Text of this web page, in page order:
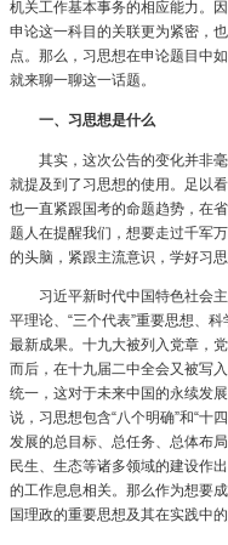
机关工作基本事务的相应能力。
申论这一科目的关联更为紧密，
点。那么，习思想在申论题目中
就来聊一聊这一话题。
一、习思想是什么
其实，这次公告的变化并非
就提及到了习思想的使用。足以
也一直紧跟国考的命题趋势，在
题人在提醒我们，想要走过千军
的头脑，紧跟主流意识，学好习思
习近平新时代中国特色社会
平理论、“三个代表”重要思想、
最新成果。十九大被列入党章，
而后，在十九届二中全会又被写
统一，这对于未来中国的永续发
说，习思想包含“八个明确”和“十
发展的总目标、总任务、总体布
民生、生态等诸多领域的建设作
的工作息息相关。那么作为想要
国理政的重要思想及其在实践中的